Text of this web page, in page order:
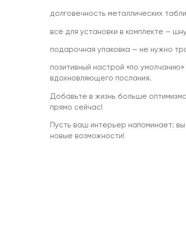
долговечность металлических
всё для установки в комплекте —
подарочная упаковка — не нужно
позитивный настрой «по
вдохновляющего послания.
Добавьте в жизнь больше
прямо сейчас!
Пусть ваш интерьер напоминает:
новые возможности!